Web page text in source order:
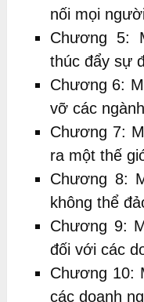
nối mọi người
Chương 5:
thúc đẩy sự
Chương 6:
vỡ các
Chương 7:
ra một thế
Chương 8:
không thể
Chương 9:
đối với các
Chương 10:
các doanh